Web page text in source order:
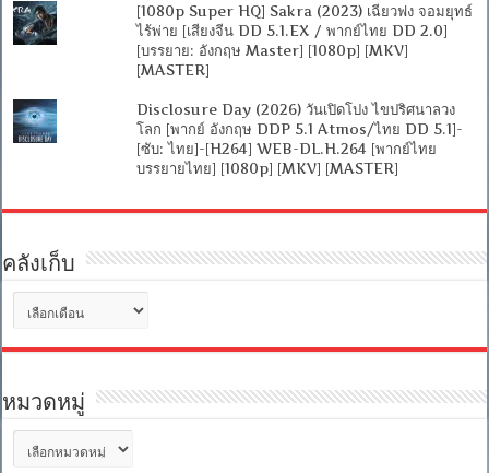
[1080p Super HQ] Sakra (2023) เฉียวฟง จอมยุทธ์
ไร้พ่าย [เสียงจีน DD 5.1.EX / พากย์ไทย DD 2.0]
[บรรยาย: อังกฤษ Master] [1080p] [MKV]
[MASTER]
Disclosure Day (2026) วันเปิดโปง ไขปริศนาลวง
โลก [พากย์ อังกฤษ DDP 5.1 Atmos/ไทย DD 5.1]-
[ซับ: ไทย]-[H264] WEB-DL.H.264 [พากย์ไทย
บรรยายไทย] [1080p] [MKV] [MASTER]
คลังเก็บ
เก็บ
หมวดหมู่
หมู่